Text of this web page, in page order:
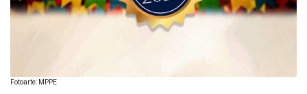
Fotoarte: MPPE